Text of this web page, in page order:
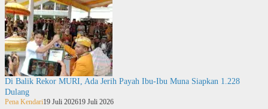
Di Balik Rekor MURI, Ada Jerih Payah Ibu-Ibu Muna Siapkan 1.228
Dulang
Pena Kendari19 Juli 202619 Juli 2026